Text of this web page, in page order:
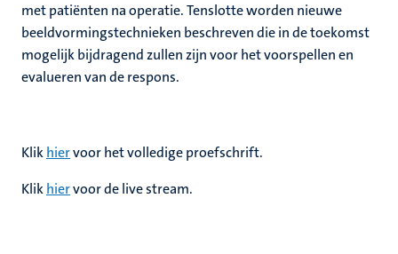
met patiënten na operatie. Tenslotte worden nieuwe
beeldvormingstechnieken beschreven die in de toekomst
mogelijk bijdragend zullen zijn voor het voorspellen en
evalueren van de respons.
Klikhiervoor het volledige proefschrift.
Klikhiervoor de live stream.